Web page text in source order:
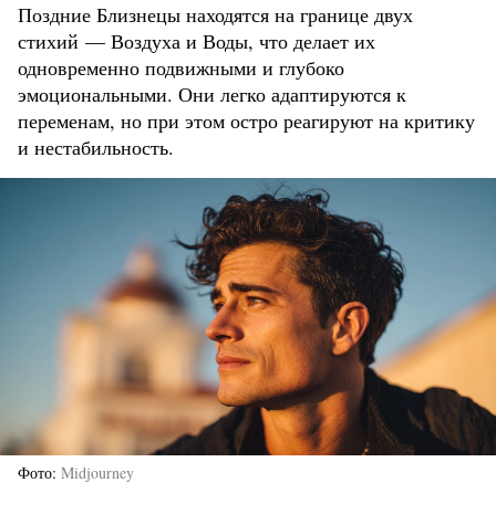
Поздние Близнецы находятся на границе двух
стихий — Воздуха и Воды, что делает их
одновременно подвижными и глубоко
эмоциональными. Они легко адаптируются к
переменам, но при этом остро реагируют на критику
и нестабильность.
Фото Midjourney